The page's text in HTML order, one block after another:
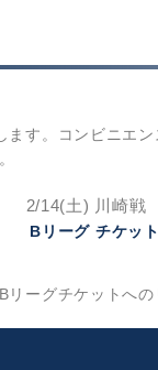
す。コンビニエン
2/14(土) 川崎戦
ーグチケットへ